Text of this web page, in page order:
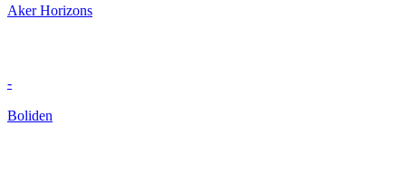
Aker Horizons
-
Boliden